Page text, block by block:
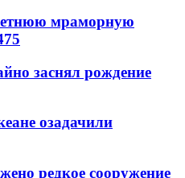
мраморную
заснял рождение
озадачили
редкое сооружение